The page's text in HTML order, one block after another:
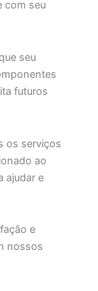
com seu
seu
futuros
os serviços
ao
ajudar e
e
nossos